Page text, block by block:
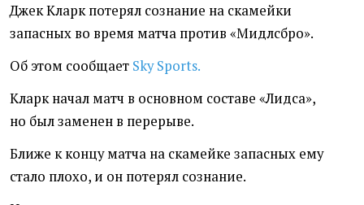
Джек Кларк потерял сознание на скамейки
запасных во время матча против «Мидлсбро».
Об этом сообщает Sky Sports.
Кларк начал матч в основном составе «Лидса»,
но был заменен в перерыве.
Ближе к концу матча на скамейке запасных ему
стало плохо, и он потерял сознание.